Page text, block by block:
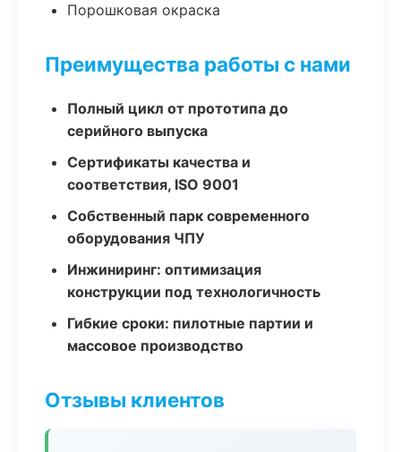
Порошковая окраска
Преимущества работы с нами
Полный цикл от прототипа до
серийного выпуска
Сертификаты качества и
соответствия, ISO 9001
Собственный парк современного
оборудования ЧПУ
Инжиниринг: оптимизация
конструкции под технологичность
Гибкие сроки: пилотные партии и
массовое производство
Отзывы клиентов